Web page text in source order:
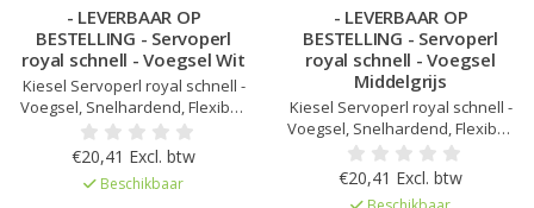
- LEVERBAAR OP
BESTELLING - Servoperl
royal schnell - Voegsel Wit
Kiesel Servoperl royal schnell -
Voegsel, Snelhardend, Flexibel,
water- en vuilafstotend, Voor 1-
10 mm voegbreedte, Voor
wand&vloer, binnen, buiten en
in natte ruimtes, Verhoogde
€20,41 Excl. btw
Beschikbaar
- LEVERBAAR OP
BESTELLING - Servoperl
royal schnell - Voegsel
Middelgrijs
Kiesel Servoperl royal schnell -
Voegsel, Snelhardend, Flexibel,
water- en vuilafstotend, Voor 1-
10 mm voegbreedte, Voor
wand&vloer, binnen, buiten en
€20,41 Excl. btw